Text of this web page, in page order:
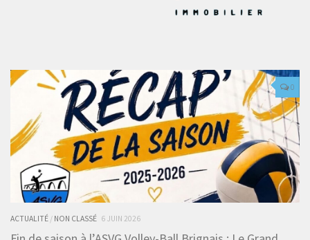
0
ACTUALITÉ / NON CLASSÉ 6 JUIN 2026